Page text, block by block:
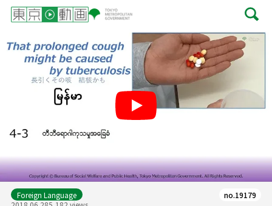
Foreign Language
no.19179